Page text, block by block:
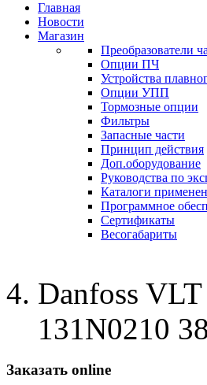
Главная
Новости
Магазин
Преобразователи
Опции ПЧ
Устройства
Опции УПП
Тормозные опции
Фильтры
Запасные части
Принцип действия
Доп.оборудование
Руководства по
Каталоги
Программное
Сертификаты
Весогабариты
Danfoss
131N0210
Заказать online